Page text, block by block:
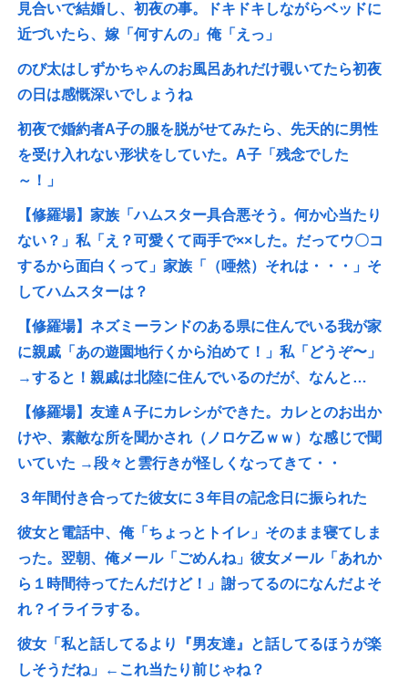
見合いで結婚し、初夜の事。ドキドキしながらベッドに
近づいたら、嫁「何すんの」俺「えっ」
のび太はしずかちゃんのお風呂あれだけ覗いてたら初夜
の日は感慨深いでしょうね
初夜で婚約者A子の服を脱がせてみたら、先天的に男性
を受け入れない形状をしていた。A子「残念でした
～！」
【修羅場】家族「ハムスター具合悪そう。何か心当たり
ない？」私「え？可愛くて両手で××した。だってウ〇コ
するから面白くって」家族「（唖然）それは・・・」そ
してハムスターは？
【修羅場】ネズミーランドのある県に住んでいる我が家
に親戚「あの遊園地行くから泊めて！」私「どうぞ〜」
→すると！親戚は北陸に住んでいるのだが、なんと…
【修羅場】友達Ａ子にカレシができた。カレとのお出か
けや、素敵な所を聞かされ（ノロケ乙ｗｗ）な感じで聞
いていた →段々と雲行きが怪しくなってきて・・
３年間付き合ってた彼女に３年目の記念日に振られた
彼女と電話中、俺「ちょっとトイレ」そのまま寝てしま
った。翌朝、俺メール「ごめんね」彼女メール「あれか
ら１時間待ってたんだけど！」謝ってるのになんだよそ
れ？イライラする。
彼女「私と話してるより『男友達』と話してるほうが楽
しそうだね」←これ当たり前じゃね？